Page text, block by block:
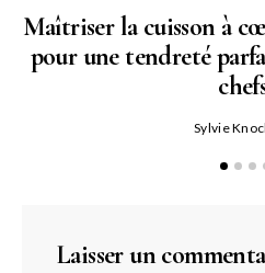
Maîtriser la cuisson à
pour une tendreté
Sylvie
Laisser un